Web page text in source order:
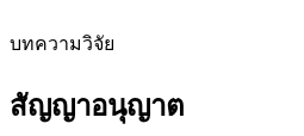
บทความวิจัย
สัญญาอนุญาต